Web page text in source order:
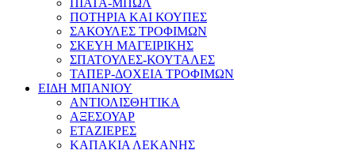
ΠΟΤΗΡΙΑ ΚΑΙ ΚΟΥΠΕΣ
ΣΑΚΟΥΛΕΣ ΤΡΟΦΙΜΩΝ
ΣΚΕΥΗ ΜΑΓΕΙΡΙΚΗΣ
ΣΠΑΤΟΥΛΕΣ-ΚΟΥΤΑΛΕΣ
ΤΑΠΕΡ-ΔΟΧΕΙΑ ΤΡΟΦΙΜΩΝ
ΕΙΔΗ ΜΠΑΝΙΟΥ
ΑΝΤΙΟΛΙΣΘΗΤΙΚΑ
ΑΞΕΣΟΥΑΡ
ΕΤΑΖΙΕΡΕΣ
ΚΑΠΑΚΙΑ ΛΕΚΑΝΗΣ